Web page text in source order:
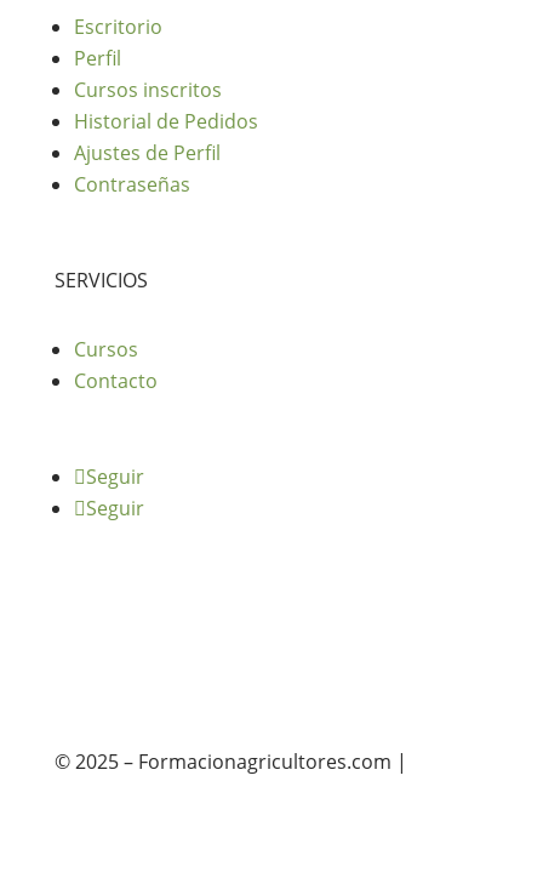
Escritorio
Perfil
Cursos inscritos
Historial de Pedidos
Ajustes de Perfil
Contraseñas
SERVICIOS
Cursos
Contacto
Seguir
Seguir
© 2025 – Formacionagricultores.com |